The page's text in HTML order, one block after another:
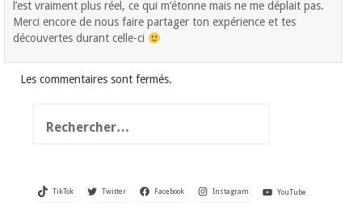
l’est vraiment plus réel, ce qui m’étonne mais ne me déplait pas.
Merci encore de nous faire partager ton expérience et tes
découvertes durant celle-ci
Les commentaires sont fermés.
TikTok Twitter Facebook Instagram YouTube